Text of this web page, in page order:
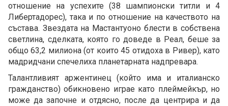
отношение на успехите (38 шампионски титли и 4
Либертадорес), така и по отношение на качеството на
състава. Звездата на Мастантуоно блести в собствена
светлина, сделката, която го доведе в Реал, беше за
общо 63,2 милиона (от които 45 отидоха в Ривер), като
мадридчани спечелиха планетарната надпревара.
Талантливият аржентинец (който има и италианско
гражданство) обикновено играе като плеймейкър, но
може да започне и отдясно, после да центрира и да